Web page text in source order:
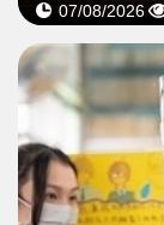
07/08/2026